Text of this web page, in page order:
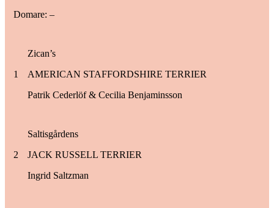
Domare: –
1
Zican’s
AMERICAN STAFFORDSHIRE TERRIER
Patrik Cederlöf & Cecilia Benjaminsson
2
Saltisgårdens
JACK RUSSELL TERRIER
Ingrid Saltzman